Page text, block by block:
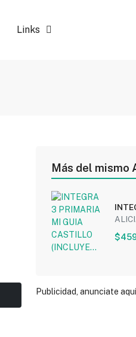
Links
Más del mismo
Publicidad, anunciate aquí